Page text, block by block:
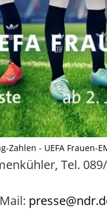
Zahlen - UEFA
Tel.